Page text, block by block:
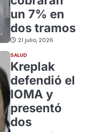
un 7% en
dos tramos
21 julio, 2026
SALUD
Kreplak
defendió el
IOMA y
presentó
dos